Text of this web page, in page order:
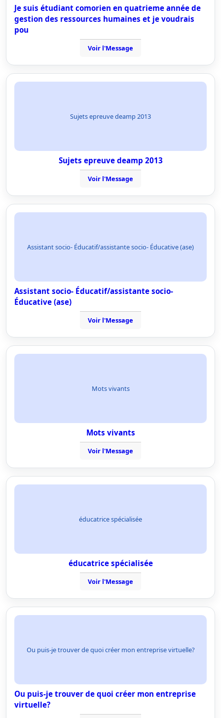
Je suis étudiant comorien en quatrieme année de
gestion des ressources humaines et je voudrais
pou
Voir l'Message
Sujets epreuve deamp 2013
Sujets epreuve deamp 2013
Voir l'Message
Assistant socio- Éducatif/assistante socio- Éducative (ase)
Assistant socio- Éducatif/assistante socio-
Éducative (ase)
Voir l'Message
Mots vivants
Mots vivants
Voir l'Message
éducatrice spécialisée
éducatrice spécialisée
Voir l'Message
Ou puis-je trouver de quoi créer mon entreprise virtuelle?
Ou puis-je trouver de quoi créer mon entreprise
virtuelle?